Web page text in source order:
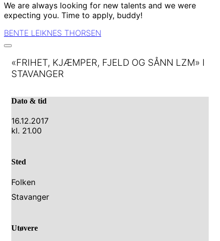
We are always looking for new talents and we were
expecting you. Time to apply, buddy!
BENTE LEIKNES THORSEN
«FRIHET, KJÆMPER, FJELD OG SÅNN LZM» I
STAVANGER
Dato & tid
16.12.2017
kl. 21.00
Sted
Folken
Stavanger
Utøvere